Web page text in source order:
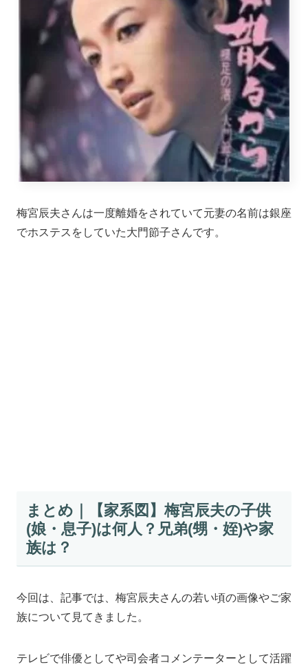
梅宮辰夫さんは一度離婚をされていて元妻の名前は銀座
でホステスをしていた大門節子さんです。
まとめ｜【家系図】梅宮辰夫の子供
(娘・息子)は何人？兄弟(甥・姪)や家
族は？
今回は、記事では、梅宮辰夫さんの若い頃の画像やご家
族について見てきました。
テレビで俳優としてや司会者コメンテーターとして活躍